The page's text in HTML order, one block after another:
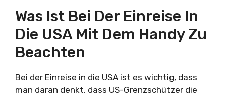
Was Ist Bei Der Einreise In
Die USA Mit Dem Handy Zu
Beachten
Bei der Einreise in die USA ist es wichtig, dass
man daran denkt, dass US-Grenzschützer die